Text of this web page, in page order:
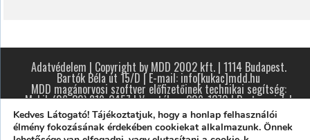
Adatvédelem | Copyright by MDD 2002 kft. | 1114 Budapest.
Bartók Béla út 15/D | E-mail: info[kukac]mdd.hu
MDD magánorvosi szoftver előfizetőinek technikai segítség:
Mobil: (06-30) 819-2457 | Vezetékes: 209-1370 |Partnereink|
Design by RA
Kedves Látogató! Tájékoztatjuk, hogy a honlap felhasználói
élmény fokozásának érdekében cookiekat alkalmazunk. Önnek